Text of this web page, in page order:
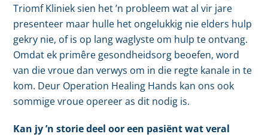
Triomf Kliniek sien het ’n probleem wat al vir jare
presenteer maar hulle het ongelukkig nie elders hulp
gekry nie, of is op lang waglyste om hulp te ontvang.
Omdat ek primêre gesondheidsorg beoefen, word
van die vroue dan verwys om in die regte kanale in te
kom. Deur Operation Healing Hands kan ons ook
sommige vroue opereer as dit nodig is.
Kan jy ’n storie deel oor een pasiënt wat veral